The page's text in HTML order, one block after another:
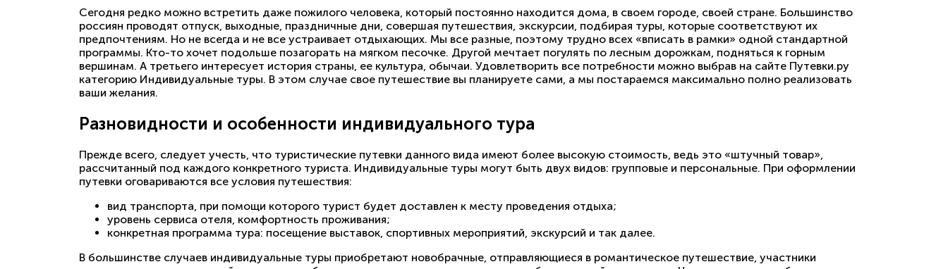
Сегодня редко можно встретить даже пожилого человека, который постоянно находится дома, в своем городе, своей стране. Большинство
россиян проводят отпуск, выходные, праздничные дни, совершая путешествия, экскурсии, подбирая туры, которые соответствуют их
предпочтениям. Но не всегда и не все устраивает отдыхающих. Мы все разные, поэтому трудно всех «вписать в рамки» одной стандартной
программы. Кто-то хочет подольше позагорать на мягком песочке. Другой мечтает погулять по лесным дорожкам, подняться к горным
вершинам. А третьего интересует история страны, ее культура, обычаи. Удовлетворить все потребности можно выбрав на сайте Путевки.ру
категорию Индивидуальные туры. В этом случае свое путешествие вы планируете сами, а мы постараемся максимально полно реализовать
ваши желания.
Разновидности и особенности индивидуального тура
Прежде всего, следует учесть, что туристические путевки данного вида имеют более высокую стоимость, ведь это «штучный товар»,
рассчитанный под каждого конкретного туриста. Индивидуальные туры могут быть двух видов: групповые и персональные. При оформлении
путевки оговариваются все условия путешествия:
вид транспорта, при помощи которого турист будет доставлен к месту проведения отдыха;
уровень сервиса отеля, комфортность проживания;
конкретная программа тура: посещение выставок, спортивных мероприятий, экскурсий и так далее.
В большинстве случаев индивидуальные туры приобретают новобрачные, отправляющиеся в романтическое путешествие, участники